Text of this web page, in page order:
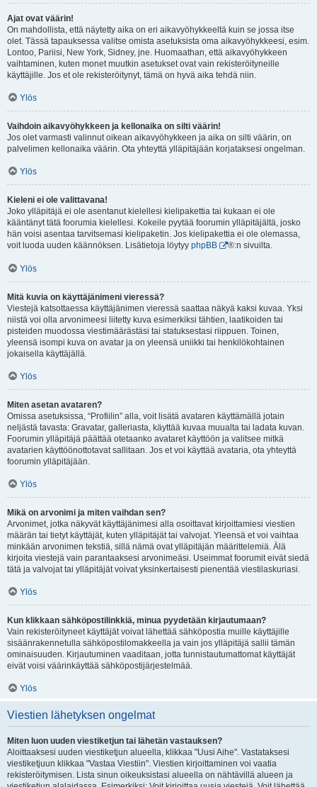
Ajat ovat väärin!
On mahdollista, että näytetty aika on eri aikavyöhykkeeltä kuin se jossa itse
olet. Tässä tapauksessa valitse omista asetuksista oma aikavyöhykkeesi, esim.
Lontoo, Pariisi, New York, Sidney, jne. Huomaathan, että aikavyöhykkeen
vaihtaminen, kuten monet muutkin asetukset ovat vain rekisteröityneille
käyttäjille. Jos et ole rekisteröitynyt, tämä on hyvä aika tehdä niin.
Ylös
Vaihdoin aikavyöhykkeen ja kellonaika on silti väärin!
Jos olet varmasti valinnut oikean aikavyöhykkeen ja aika on silti väärin, on
palvelimen kellonaika väärin. Ota yhteyttä ylläpitäjään korjataksesi ongelman.
Ylös
Kieleni ei ole valittavana!
Joko ylläpitäjä ei ole asentanut kielellesi kielipakettia tai kukaan ei ole
kääntänyt tätä foorumia kielellesi. Kokeile pyytää foorumin ylläpitäjältä, josko
hän voisi asentaa tarvitsemasi kielipaketin. Jos kielipakettia ei ole olemassa,
voit luoda uuden käännöksen. Lisätietoja löytyy phpBB ®:n sivuilta.
Ylös
Mitä kuvia on käyttäjänimeni vieressä?
Viestejä katsottaessa käyttäjänimen vieressä saattaa näkyä kaksi kuvaa. Yksi
niistä voi olla arvonimeesi liitetty kuva esimerkiksi tähtien, laatikoiden tai
pisteiden muodossa viestimäärästäsi tai statuksestasi riippuen. Toinen,
yleensä isompi kuva on avatar ja on yleensä uniikki tai henkilökohtainen
jokaisella käyttäjällä.
Ylös
Miten asetan avataren?
Omissa asetuksissa, “Profiilin” alla, voit lisätä avataren käyttämällä jotain
neljästä tavasta: Gravatar, galleriasta, käyttää kuvaa muualta tai ladata kuvan.
Foorumin ylläpitäjä päättää otetaanko avataret käyttöön ja valitsee mitkä
avatarien käyttöönottotavat sallitaan. Jos et voi käyttää avataria, ota yhteyttä
foorumin ylläpitäjään.
Ylös
Mikä on arvonimi ja miten vaihdan sen?
Arvonimet, jotka näkyvät käyttäjänimesi alla osoittavat kirjoittamiesi viestien
määrän tai tietyt käyttäjät, kuten ylläpitäjät tai valvojat. Yleensä et voi vaihtaa
minkään arvonimen tekstiä, sillä nämä ovat ylläpitäjän määrittelemiä. Älä
kirjoita viestejä vain parantaaksesi arvonimeäsi. Useimmat foorumit eivät siedä
tätä ja valvojat tai ylläpitäjät voivat yksinkertaisesti pienentää viestilaskuriasi.
Ylös
Kun klikkaan sähköpostilinkkiä, minua pyydetään kirjautumaan?
Vain rekisteröityneet käyttäjät voivat lähettää sähköpostia muille käyttäjille
sisäänrakennetulla sähköpostilomakkeella ja vain jos ylläpitäjä sallii tämän
ominaisuuden. Kirjautuminen vaaditaan, jotta tunnistautumattomat käyttäjät
eivät voisi väärinkäyttää sähköpostijärjestelmää.
Ylös
Viestien lähetyksen ongelmat
Miten luon uuden viestiketjun tai lähetän vastauksen?
Aloittaaksesi uuden viestiketjun alueella, klikkaa "Uusi Aihe". Vastataksesi
viestiketjuun klikkaa "Vastaa Viestiin". Viestien kirjoittaminen voi vaatia
rekisteröitymisen. Lista sinun oikeuksistasi alueella on nähtävillä alueen ja